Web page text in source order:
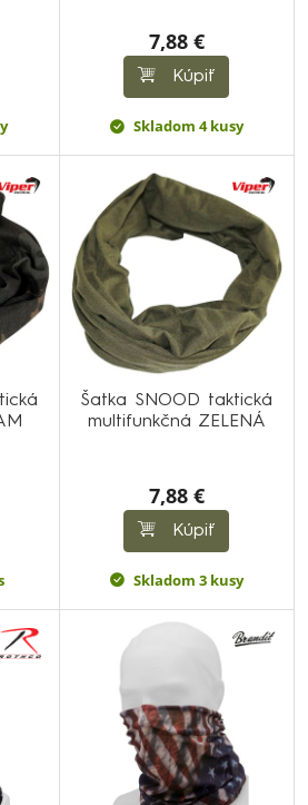
7,88 €
Kúpiť
Skladom 4 kusy
Šatka SNOOD taktická
multifunkčná ZELENÁ
7,88 €
Kúpiť
Skladom 3 kusy